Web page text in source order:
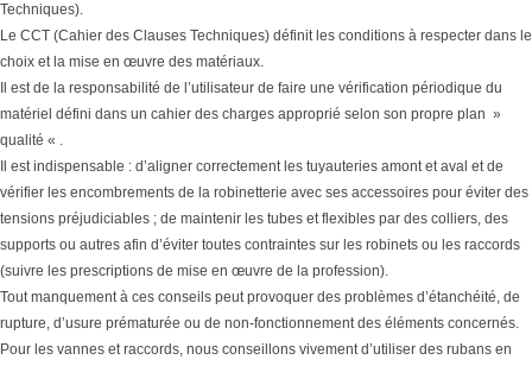
Techniques).
Le CCT (Cahier des Clauses Techniques) définit les conditions à respecter dans le
choix et la mise en œuvre des matériaux.
Il est de la responsabilité de l’utilisateur de faire une vérification périodique du
matériel défini dans un cahier des charges approprié selon son propre plan »
qualité « .
Il est indispensable : d’aligner correctement les tuyauteries amont et aval et de
vérifier les encombrements de la robinetterie avec ses accessoires pour éviter des
tensions préjudiciables ; de maintenir les tubes et flexibles par des colliers, des
supports ou autres afin d’éviter toutes contraintes sur les robinets ou les raccords
(suivre les prescriptions de mise en œuvre de la profession).
Tout manquement à ces conseils peut provoquer des problèmes d’étanchéité, de
rupture, d’usure prématurée ou de non-fonctionnement des éléments concernés.
Pour les vannes et raccords, nous conseillons vivement d’utiliser des rubans en